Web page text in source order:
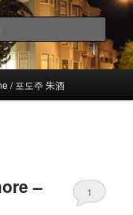
/ 포도주 朱酒
–
1